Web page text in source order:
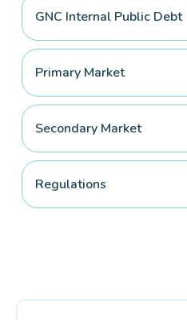
GNC Internal Public Debt
Primary Market
Secondary Market
Regulations